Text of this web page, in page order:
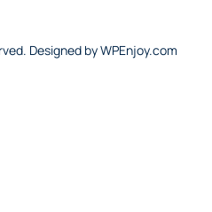
Designed by WPEnjoy.com